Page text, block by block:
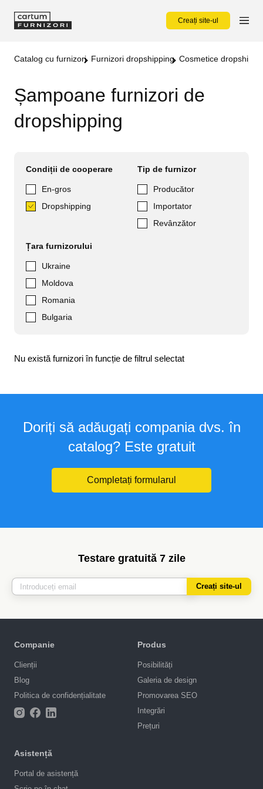
Creați site-ul
Catalog cu furnizori Furnizori dropshipping Cosmetice
Șampoane furnizori de
dropshipping
Condiții de cooperare
En-gros
Dropshipping
Tip de furnizor
Producător
Importator
Revânzător
Țara furnizorului
Ukraine
Moldova
Romania
Bulgaria
Nu există furnizori în funcție de filtrul selectat
Doriți să adăugați compania dvs. în
catalog? Este gratuit
Completați formularul
Testare gratuită 7 zile
Creați site-ul
Companie
Clienții
Blog
Politica de confidențialitate
Produs
Posibilități
Galeria de design
Promovarea SEO
Integrări
Prețuri
Asistență
Portal de asistență